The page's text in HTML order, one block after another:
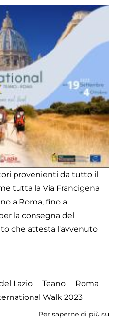
provenienti da tutto il
tutta la Via Francigena
a Roma, fino a
la consegna del
che attesta l'avvenuto
Lazio
Teano
Roma
Walk 2023
Per saperne di più su